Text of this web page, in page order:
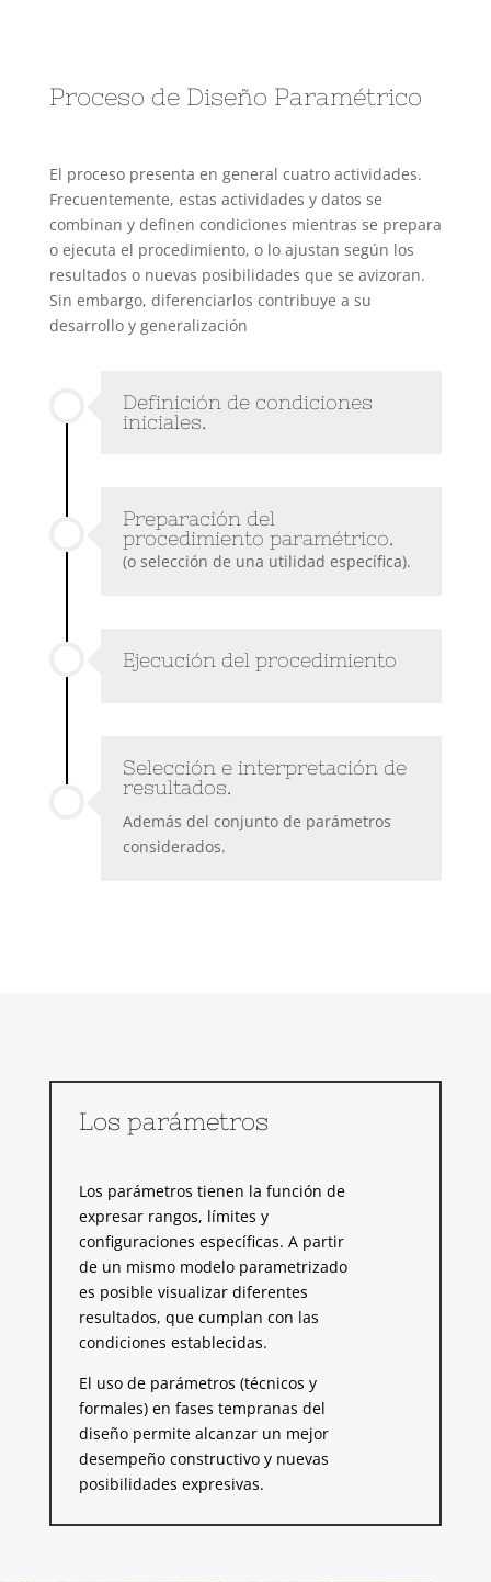
Proceso de Diseño Paramétrico
El proceso presenta en general cuatro actividades.
Frecuentemente, estas actividades y datos se
combinan y definen condiciones mientras se prepara
o ejecuta el procedimiento, o lo ajustan según los
resultados o nuevas posibilidades que se avizoran.
Sin embargo, diferenciarlos contribuye a su
desarrollo y generalización
Definición de condiciones
iniciales.
Preparación del
procedimiento paramétrico.
(o selección de una utilidad específica).
Ejecución del procedimiento
Selección e interpretación de
resultados.
Además del conjunto de parámetros
considerados.
Los parámetros
Los parámetros tienen la función de
expresar rangos, límites y
configuraciones específicas. A partir
de un mismo modelo parametrizado
es posible visualizar diferentes
resultados, que cumplan con las
condiciones establecidas.
El uso de parámetros (técnicos y
formales) en fases tempranas del
diseño permite alcanzar un mejor
desempeño constructivo y nuevas
posibilidades expresivas.